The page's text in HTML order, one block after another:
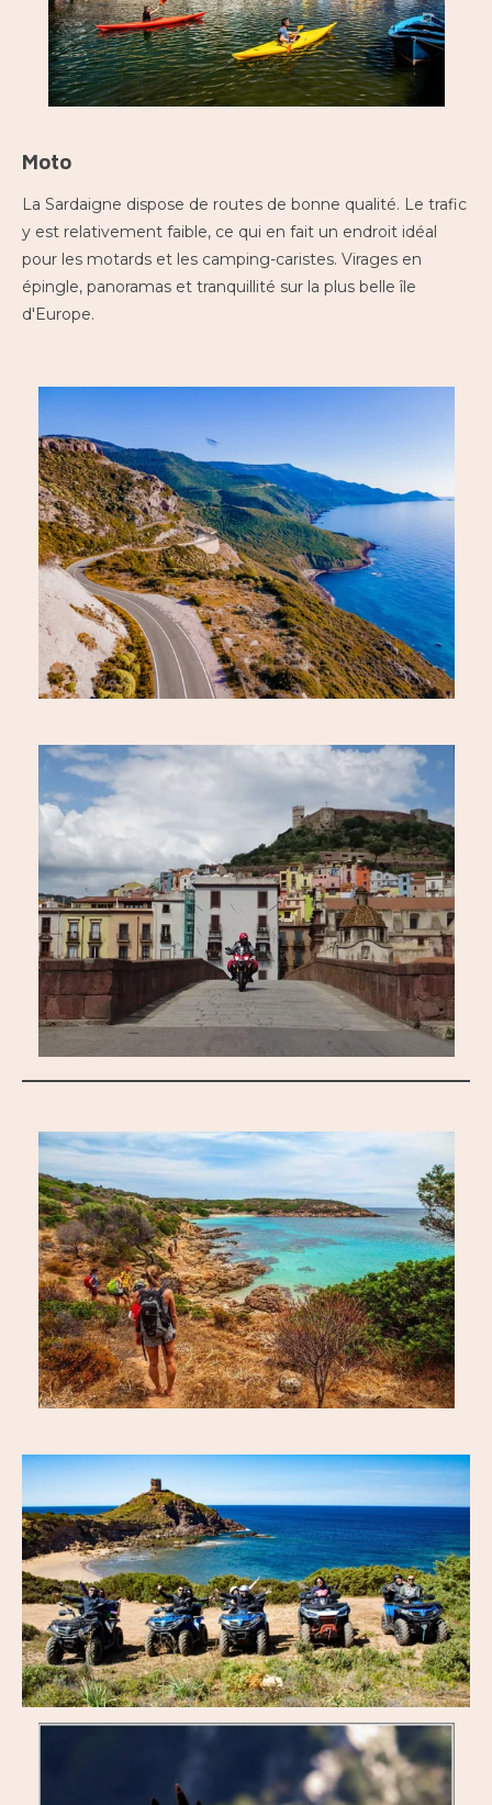
Moto
La Sardaigne dispose de routes de bonne qualité. Le trafic
y est relativement faible, ce qui en fait un endroit idéal
pour les motards et les camping-caristes. Virages en
épingle, panoramas et tranquillité sur la plus belle île
d'Europe.